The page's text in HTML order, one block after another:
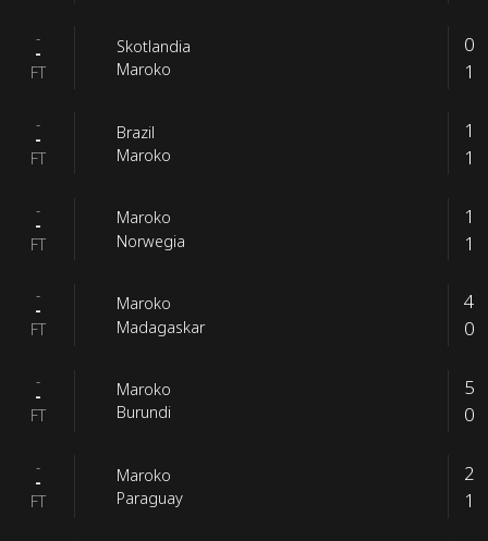
-
-
FT
Skotlandia
Maroko
0
1
-
-
FT
Brazil
Maroko
1
1
-
-
FT
Maroko
Norwegia
1
1
-
-
FT
Maroko
Madagaskar
4
0
-
-
FT
Maroko
Burundi
5
0
-
-
FT
Maroko
Paraguay
2
1